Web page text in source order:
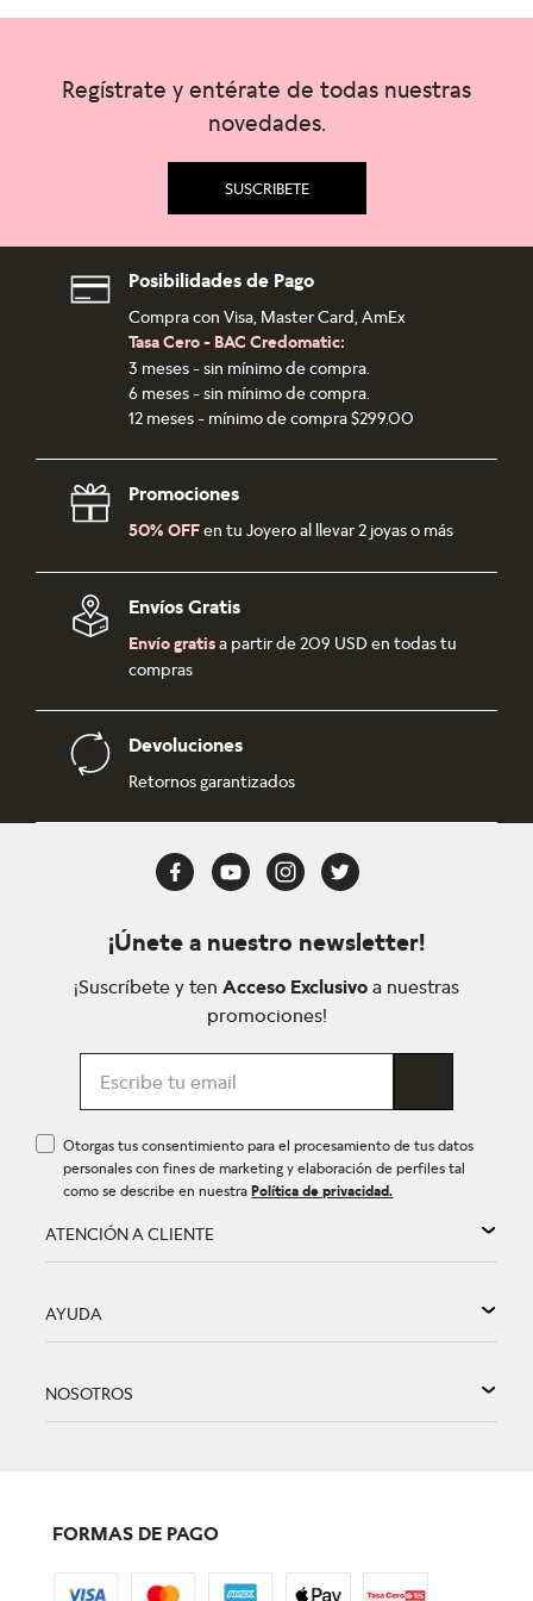
Regístrate y entérate de todas nuestras
novedades.
SUSCRIBETE
Posibilidades de Pago
Compra con Visa, Master Card, AmEx
Tasa Cero - BAC Credomatic:
3 meses - sin mínimo de compra.
6 meses - sin mínimo de compra.
12 meses - mínimo de compra $299.00
Promociones
50% OFFen tu Joyero al llevar 2 joyas o más
Envíos Gratis
Envío gratisa partir de 209 USD en todas tu
compras
Devoluciones
Retornos garantizados
¡Únete a nuestro newsletter!
¡Suscríbete y ten Acceso Exclusivo a nuestras
promociones!
Otorgas tus consentimiento para el procesamiento de tus datos
personales con fines de marketing y elaboración de perfiles tal
como se describe en nuestraPolítica de privacidad.
ATENCIÓN A CLIENTE
AYUDA
NOSOTROS
FORMAS DE PAGO